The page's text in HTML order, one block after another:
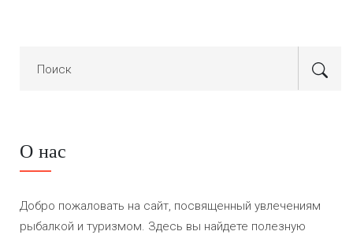
О нас
Добро пожаловать на сайт, посвященный увлечениям
рыбалкой и туризмом. Здесь вы найдете полезную